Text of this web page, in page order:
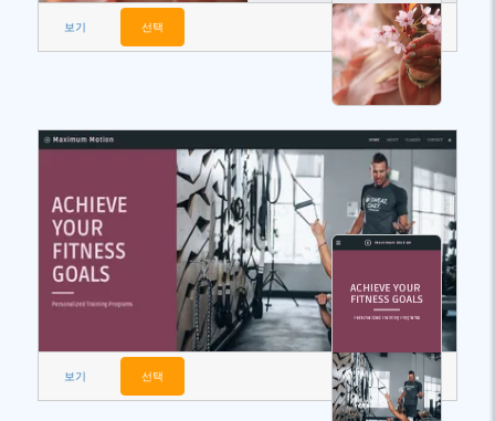
보기 선택
보기 선택